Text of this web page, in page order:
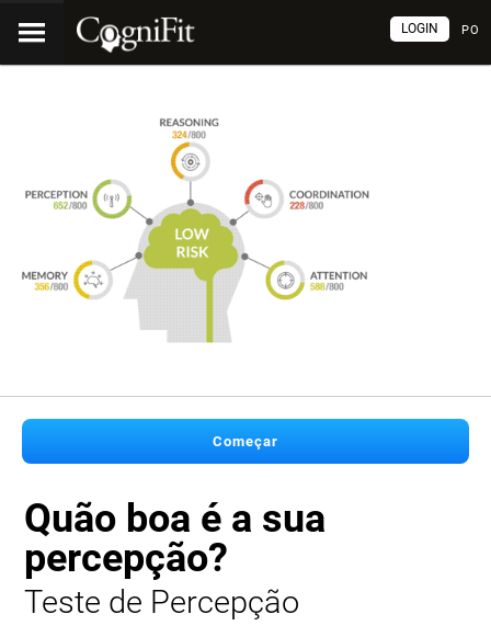
PO
LOGIN
Começar
Quão boa é a sua
percepção?
Teste de Percepção